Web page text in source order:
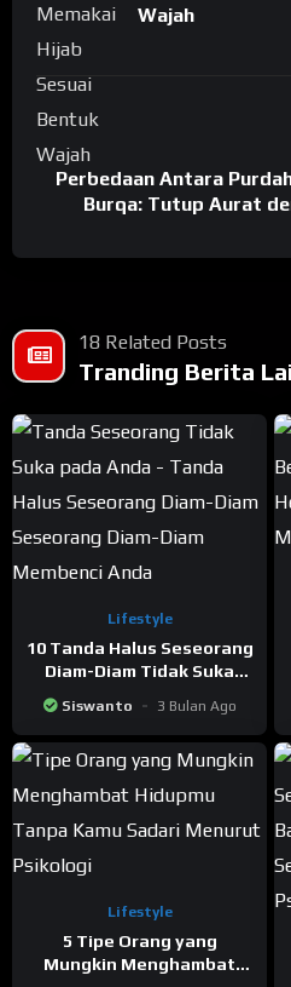
Wajah
Perbedaan Antara
Burqa: Tutup Aurat
18 Related Posts
Tranding Berita
Lifestyle
10 Tanda Halus Seseorang
Diam-Diam Tidak Suka
pada Anda Versi Psikologi
Siswanto 3 Bulan Ago
Lifestyle
5 Tipe Orang yang
Mungkin Menghambat